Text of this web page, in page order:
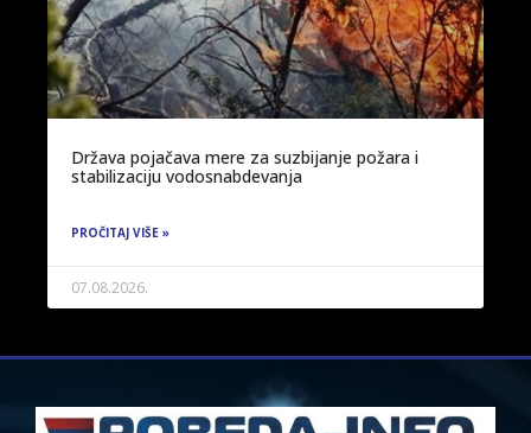
Država pojačava mere za suzbijanje požara i
stabilizaciju vodosnabdevanja
PROČITAJ VIŠE »
07.08.2026.